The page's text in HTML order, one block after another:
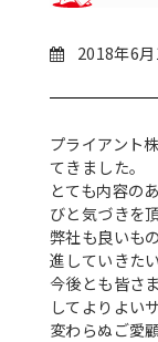
2018年6
プライアント
てきました。
とても内容の
びと気づきを
弊社も良いも
進していきた
今後とも皆さ
してよりよい
変わらぬご愛